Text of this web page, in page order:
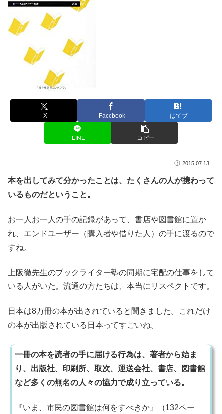
X Facebook はてブ
LINE コピー
2015.07.13
本を出してみて分かったことは、たくさんの人が携わって
いるものだということ。
お一人お一人の手の記録があって、書店や図書館に置か
れ、エンドユーザー（購入者や借りた人）の手に渡るので
すね。
上阪徹先生のブックライター塾の同期に宅配の仕事をして
いる人がいた。流通の方たちは、本当にリスペクトです。
日本は8万冊の本が出されていると聞きました。これだけ
の本が出版されている日本ってすごいね。
一冊の本を読者の手に届ける行為は、著者から始ま
り、出版社、印刷所、取次、運送会社、書店、図書館
など多くの無名の人々の協力で成り立っている。
『いま、市民の図書館は何をすべきか』（132ペー